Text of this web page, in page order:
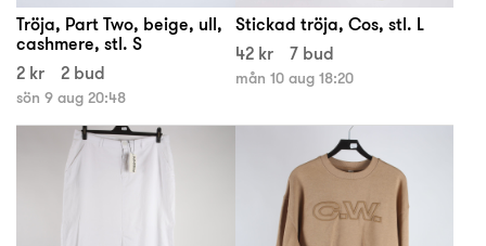
Tröja, Part Two, beige, ull,
cashmere, stl. S
2 kr
2 bud
sön 9 aug 20:48
Stickad tröja, Cos, stl. L
42 kr
7 bud
mån 10 aug 18:20